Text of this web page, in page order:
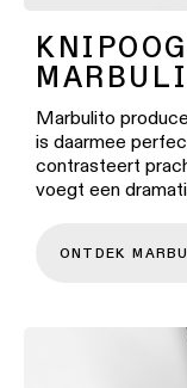
Marbulito
is daarmee
contrasteert
voegt een
ONTDEK